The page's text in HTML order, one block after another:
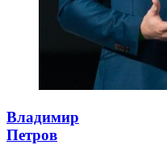
Владимир
Петров